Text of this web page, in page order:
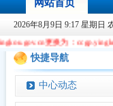
网站首页
2026年8月9日 9:17 星期日
更换为：
快捷导航
中心动态